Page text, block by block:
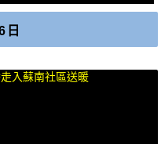
日
入蘇南社區送暖